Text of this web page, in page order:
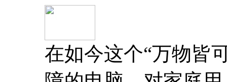
在如今这个“万物皆